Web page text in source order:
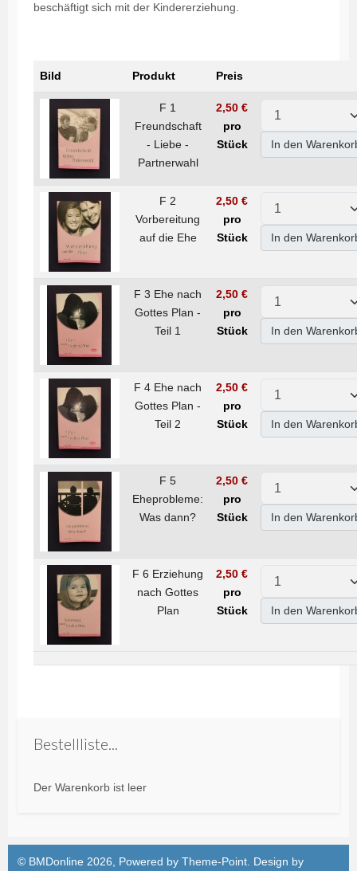
beschäftigt sich mit der Kindererziehung.
Bild Produkt Preis
F 1
Freundschaft
- Liebe -
Partnerwahl
2,50 €
pro
Stück
In den
F 2
Vorbereitung
auf die Ehe
2,50 €
pro
Stück
In den
F 3 Ehe nach
Gottes Plan -
Teil 1
2,50 €
pro
Stück
In den
F 4 Ehe nach
Gottes Plan -
Teil 2
2,50 €
pro
Stück
In den
F 5
Eheprobleme:
Was dann?
2,50 €
pro
Stück
In den
F 6 Erziehung
nach Gottes
Plan
2,50 €
pro
Stück
In den
Bestellliste...
Der Warenkorb ist leer
© BMDonline 2026, Powered by Theme-Point . Design by